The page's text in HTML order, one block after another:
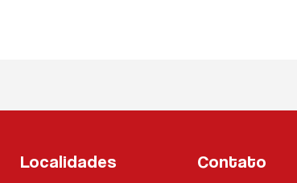
Localidades Contato